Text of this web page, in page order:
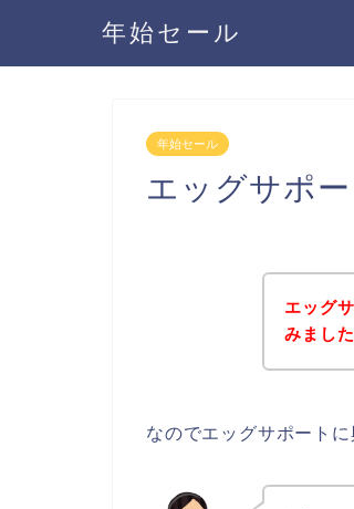
年始セール
年始セール
エッグサポ
エッグ
みまし
なのでエッグサポート